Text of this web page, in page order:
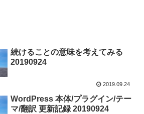
続けることの意味を考えてみる
20190924
2019.09.24
WordPress 本体/プラグイン/テー
マ/翻訳 更新記録 20190924